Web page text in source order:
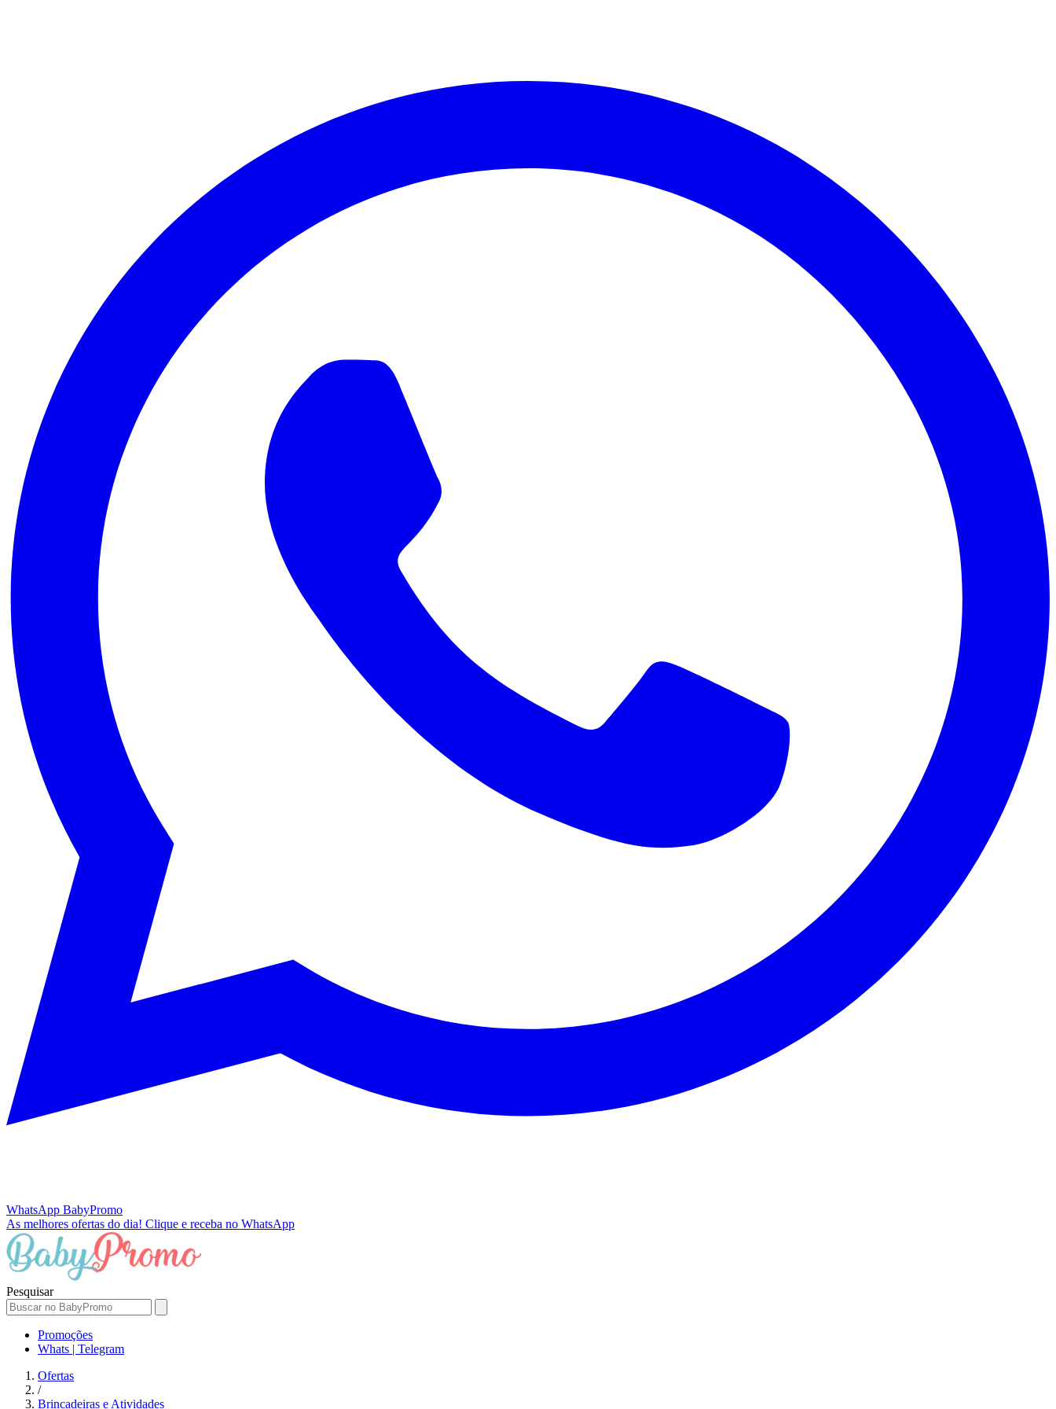
WhatsApp BabyPromo
As melhores ofertas do dia! Clique e receba no WhatsApp
Pesquisar
Promoções
Whats | Telegram
Ofertas
/
Brincadeiras e Atividades